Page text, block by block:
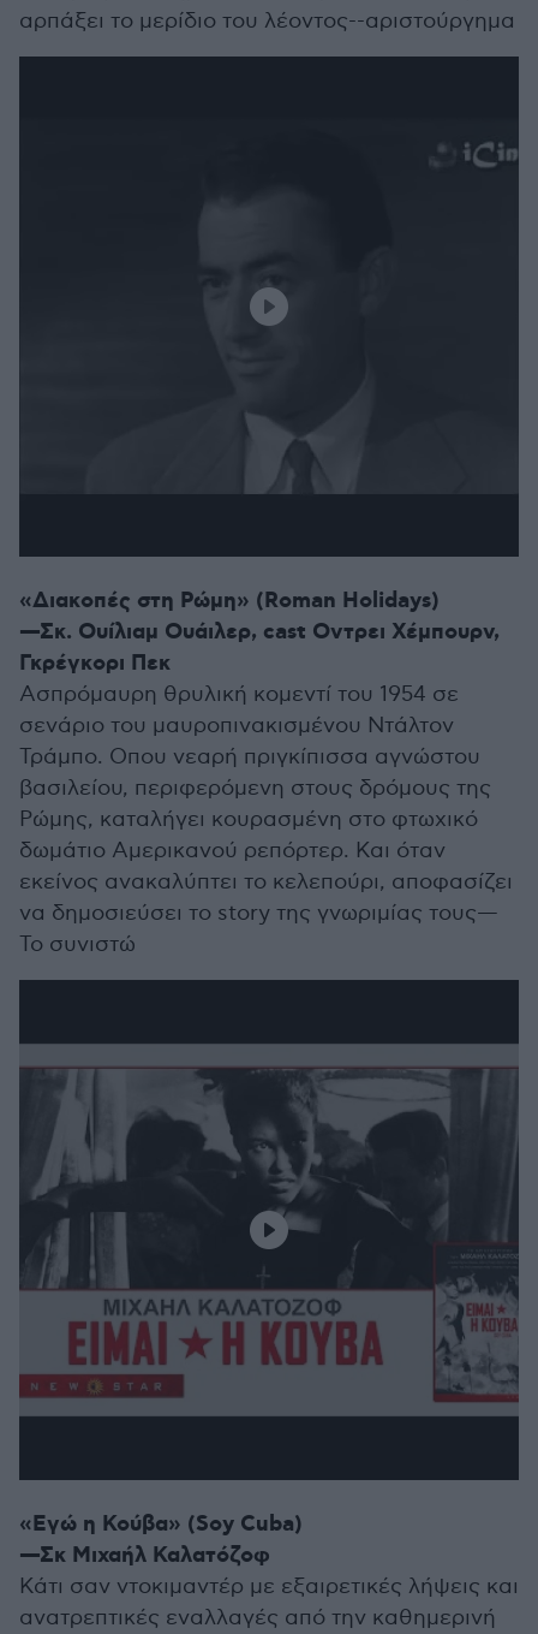
αρπάξει το μερίδιο του λέοντος--αριστούργημα
«Διακοπές στη Ρώμη» (Roman Holidays)
—Σκ. Ουίλιαμ Ουάιλερ, cast Οντρει Χέμπουρν,
Γκρέγκορι Πεκ
Ασπρόμαυρη θρυλική κομεντί του 1954 σε
σενάριο του μαυροπινακισμένου Ντάλτον
Τράμπο. Οπου νεαρή πριγκίπισσα αγνώστου
βασιλείου, περιφερόμενη στους δρόμους της
Ρώμης, καταλήγει κουρασμένη στο φτωχικό
δωμάτιο Αμερικανού ρεπόρτερ. Και όταν
εκείνος ανακαλύπτει το κελεπούρι, αποφασίζει
να δημοσιεύσει το story της γνωριμίας τους—
Το συνιστώ
«Εγώ η Κούβα» (Soy Cuba)
—Σκ Μιχαήλ Καλατόζοφ
Κάτι σαν ντοκιμαντέρ με εξαιρετικές λήψεις και
ανατρεπτικές εναλλαγές από την καθημερινή